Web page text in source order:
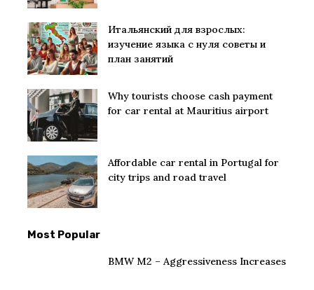
Итальянский для взрослых:
изучение языка с нуля советы и
план занятий
Why tourists choose cash payment
for car rental at Mauritius airport
Affordable car rental in Portugal for
city trips and road travel
Most Popular
BMW M2 – Aggressiveness Increases